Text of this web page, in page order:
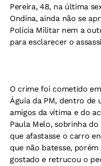
Pereira, 48, na última
Ondina, ainda não se
Polícia Militar nem a
para esclarecer o
O crime foi cometido
Águia da PM, dentro de
amigos da vitima e do
Paula Melo, sobrinha
que afastasse o carro
que não batesse,
gostado e retrucou o